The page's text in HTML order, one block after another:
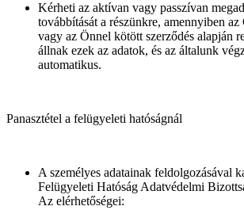
Kérheti az aktívan vagy passzívan
továbbítását a részünkre, amennyiben az
vagy az Önnel kötött szerződés alapján
állnak ezek az adatok, és az általunk
automatikus.
Panasztétel a felügyeleti hatóságnál
A személyes adatainak feldolgozásával
Felügyeleti Hatóság Adatvédelmi
Az elérhetőségei: